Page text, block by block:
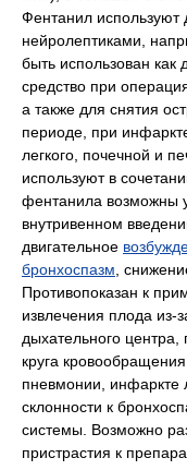
Фентанил используют
нейролептиками,
быть использован
средство при
а также для снятия
периоде, при
легкого, почечной и
используют в
фентанила возможны
внутривенном
двигательное
бронхоспазм,
Противопоказан к
извлечения плода из-
дыхательного
круга
пневмонии, инфаркте
склонности к
системы. Возможно
пристрастия к